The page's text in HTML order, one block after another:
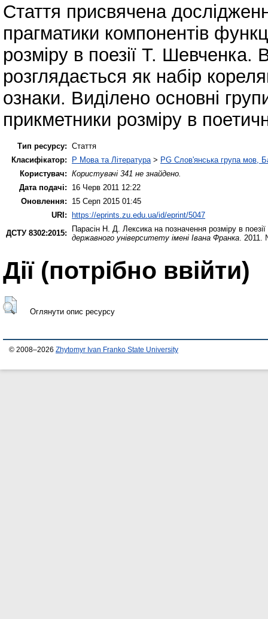
Стаття присвячена
прагматики компонентів
розміру в поезії Т. Шевченка.
розглядається як набір
ознаки. Виділено основні
прикметники розміру в
Тип ресурсу: Стаття
Класифікатор:
P Мова та Література > PG Слов'янська група мов,
Користувач: Користувачі 341 не знайдено.
Дата подачі:
16 Черв 2011 12:22
Оновлення:
15 Серп 2015 01:45
URI: https://eprints.zu.edu.ua/id/eprint/5047
ДСТУ 8302:2015:
Парасін Н. Д.
Лексика на позначення розміру в
державного університету імені Івана Франка .
Дії ​​(потрібно ввійти)
Оглянути опис ресурсу
© 2008–2026 Zhytomyr Ivan Franko State University